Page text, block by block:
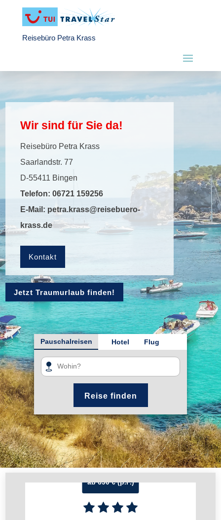
Reisebüro Petra Krass
Wir sind für Sie da!
Reisebüro Petra Krass
Saarlandstr. 77
D-55411 Bingen
Telefon:06721 159256
E-Mail: petra.krass@reisebuero-
krass.de
Kontakt
Jetzt Traumurlaub finden!
Pauschalreisen Hotel Flug
Reise finden
ab 690 € (p.P.)